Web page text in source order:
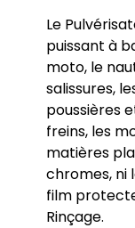
Le
puissant à
moto, le
salissures,
poussières
freins, les
matières
chromes, ni
film
Rinçage.